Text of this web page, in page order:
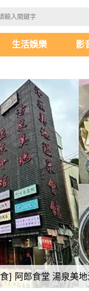
生活娛樂 影
] 阿郎食堂 湯泉美